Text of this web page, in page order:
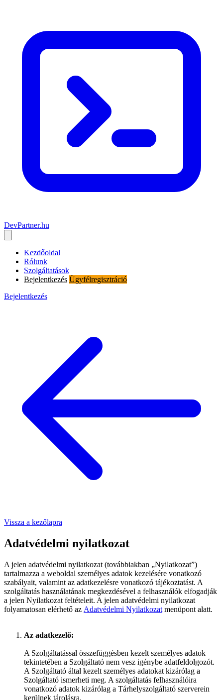
DevPartner.hu
Kezdőoldal
Rólunk
Szolgáltatások
Bejelentkezés Ügyfélregisztráció
Bejelentkezés
Vissza a kezőlapra
Adatvédelmi nyilatkozat
A jelen adatvédelmi nyilatkozat (továbbiakban „Nyilatkozat”)
tartalmazza a weboldal személyes adatok kezelésére vonatkozó
szabályait, valamint az adatkezelésre vonatkozó tájékoztatást. A
szolgáltatás használatának megkezdésével a felhasználók elfogadják
a jelen Nyilatkozat feltételeit. A jelen adatvédelmi nyilatkozat
folyamatosan elérhető az Adatvédelmi Nyilatkozat menüpont alatt.
Az adatkezelő:
A Szolgáltatással összefüggésben kezelt személyes adatok
tekintetében a Szolgáltató nem vesz igénybe adatfeldolgozót.
A Szolgáltató által kezelt személyes adatokat kizárólag a
Szolgáltató ismerheti meg. A szolgáltatás felhasználóira
vonatkozó adatok kizárólag a Tárhelyszolgáltató szerverein
kerülnek tárolásra.